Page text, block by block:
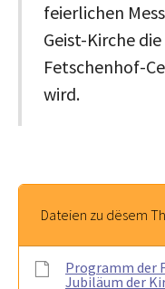
feierlichen
Geist-Kirche
Fetschenhof-
wird.
Dateien zu dësem
Programm der
Jubiläum der